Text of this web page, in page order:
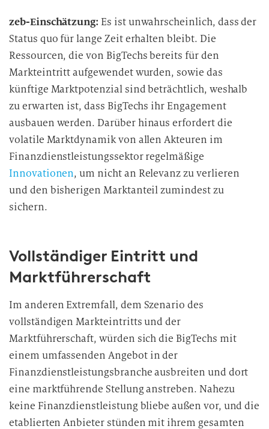
zeb-Einschätzung: Es ist unwahrscheinlich, dass der
Status quo für lange Zeit erhalten bleibt. Die
Ressourcen, die von BigTechs bereits für den
Markteintritt aufgewendet wurden, sowie das
künftige Marktpotenzial sind beträchtlich, weshalb
zu erwarten ist, dass BigTechs ihr Engagement
ausbauen werden. Darüber hinaus erfordert die
volatile Marktdynamik von allen Akteuren im
Finanzdienstleistungssektor regelmäßige
Innovationen, um nicht an Relevanz zu verlieren
und den bisherigen Marktanteil zumindest zu
sichern.
Vollständiger Eintritt und
Marktführerschaft
Im anderen Extremfall, dem Szenario des
vollständigen Markteintritts und der
Marktführerschaft, würden sich die BigTechs mit
einem umfassenden Angebot in der
Finanzdienstleistungsbranche ausbreiten und dort
eine marktführende Stellung anstreben. Nahezu
keine Finanzdienstleistung bliebe außen vor, und die
etablierten Anbieter stünden mit ihrem gesamten